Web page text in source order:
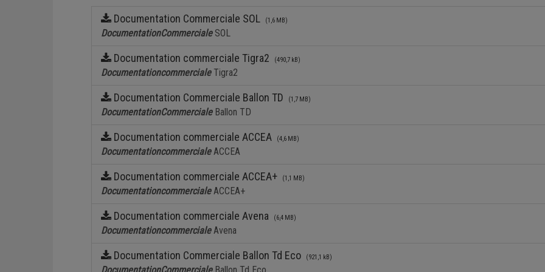
Chaudières sol gaz
Chaudières sol fioul
MOBILES
Application mobile
Sondes d'ambiance connectées
Demandez un devis
Documentation Commerciale SOL (1,6 MB)
DocumentationCommercialeSOL
Documentation commerciale Tigra2 (490,7 kB)
DocumentationcommercialeTigra2
Documentation Commerciale Ballon TD (1,7 MB)
DocumentationCommercialeBallon TD
Documentation commerciale ACCEA (4,6 MB)
DocumentationcommercialeACCEA
Documentation commerciale ACCEA+ (1,1 MB)
DocumentationcommercialeACCEA+
Documentation commerciale Avena (6,4 MB)
DocumentationcommercialeAvena
Documentation Commerciale Ballon Td Eco (921,1 kB)